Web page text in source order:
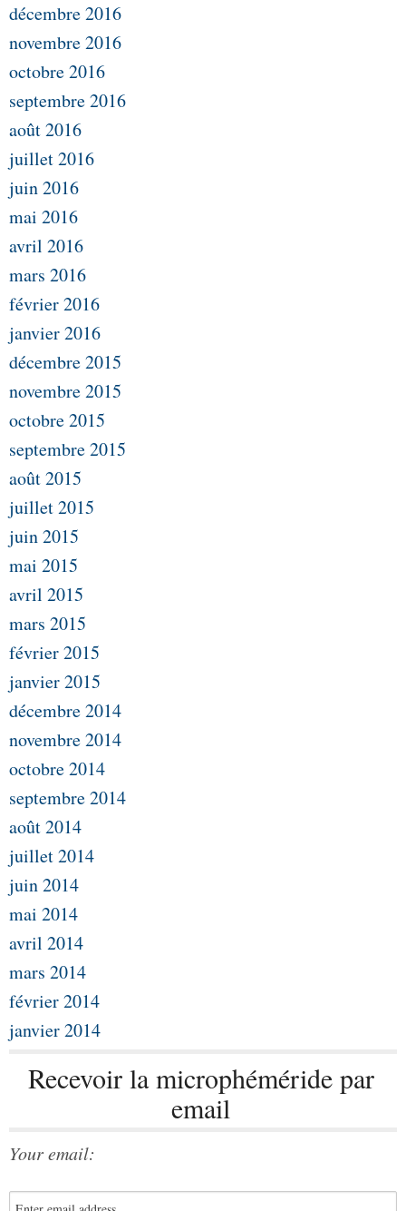
décembre 2016
novembre 2016
octobre 2016
septembre 2016
août 2016
juillet 2016
juin 2016
mai 2016
avril 2016
mars 2016
février 2016
janvier 2016
décembre 2015
novembre 2015
octobre 2015
septembre 2015
août 2015
juillet 2015
juin 2015
mai 2015
avril 2015
mars 2015
février 2015
janvier 2015
décembre 2014
novembre 2014
octobre 2014
septembre 2014
août 2014
juillet 2014
juin 2014
mai 2014
avril 2014
mars 2014
février 2014
janvier 2014
Recevoir la microphéméride par
email
Your email: